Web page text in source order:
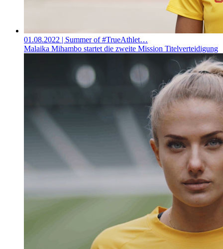
01.08.2022 | Summer of #TrueAthlet…
Malaika Mihambo startet die zweite Mission Titelverteidigung